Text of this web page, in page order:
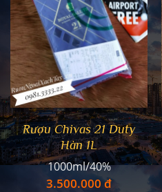
Rượu Chivas 21 Duty
Hàn 1L
1000ml/40%
3.500.000 đ